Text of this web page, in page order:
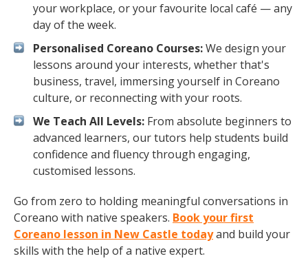
your workplace, or your favourite local café — any
day of the week.
Personalised Coreano Courses:We design your
lessons around your interests, whether that's
business, travel, immersing yourself in Coreano
culture, or reconnecting with your roots.
We Teach All Levels: From absolute beginners to
advanced learners, our tutors help students build
confidence and fluency through engaging,
customised lessons.
Go from zero to holding meaningful conversations in
Coreano with native speakers. Book your first
Coreano lesson in New Castle todayand build your
skills with the help of a native expert.